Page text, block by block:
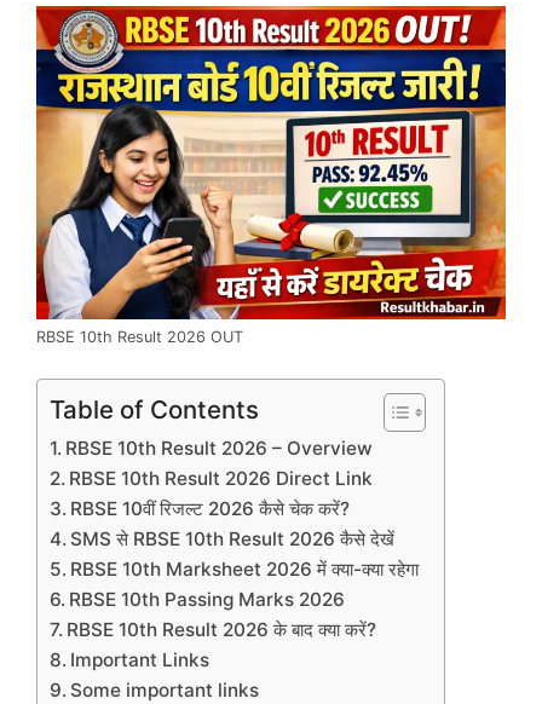
RBSE 10th Result 2026 OUT
Table of Contents
RBSE 10th Result 2026 – Overview
RBSE 10th Result 2026 Direct Link
RBSE 10वीं रिजल्ट 2026 कैसे चेक करें?
SMS से RBSE 10th Result 2026 कैसे देखें
RBSE 10th Marksheet 2026 में क्या-क्या रहेगा
RBSE 10th Passing Marks 2026
RBSE 10th Result 2026 के बाद क्या करें?
Important Links
Some important links